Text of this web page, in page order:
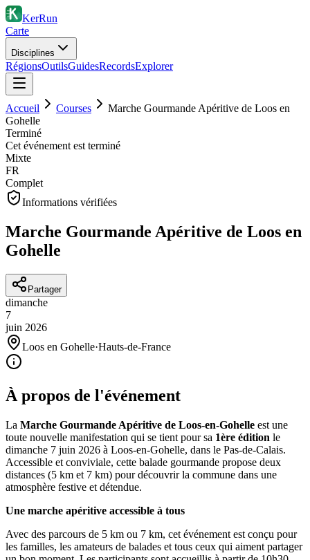
KerRun
Carte
Disciplines
RégionsOutilsGuidesRecordsExplorer
Accueil Courses
Marche Gourmande Apéritive de Loos en
Gohelle
Terminé
Cet événement est terminé
Mixte
FR
Complet
Informations vérifiées
Marche Gourmande Apéritive de Loos en
Gohelle
Partager
dimanche
7
juin 2026
Loos en Gohelle·Hauts-de-France
À propos de l'événement
La Marche Gourmande Apéritive de Loos-en-Gohelle est une
toute nouvelle manifestation qui se tient pour sa 1ère édition le
dimanche 7 juin 2026 à Loos-en-Gohelle, dans le Pas-de-Calais.
Accessible et conviviale, cette balade gourmande propose deux
distances (5 km et 7 km) pour découvrir la commune dans une
atmosphère festive et détendue.
Une marche apéritive accessible à tous
Avec des parcours de 5 km ou 7 km, cet événement est conçu pour
les familles, les amateurs de balades et tous ceux qui aiment partager